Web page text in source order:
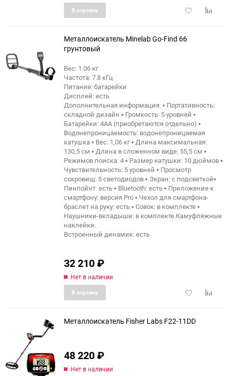
Добавить
В корзину
Металлоискатель Minelab Go-Find 66
грунтовый
Вес: 1.06 кг
Частота: 7.8 кГц
Питание: батарейки
Дисплей: есть
Дополнительная информация: • Портативность:
складной дизайн • Громкость: 5 уровней •
Батарейки: 4АА (приобретаются отдельно) •
Водонепроницаемость: водонепроницаемая
катушка • Вес: 1,06 кг • Длина максимальная:
130,5 см • Длина в сложенном виде: 55,5 см •
Режимов поиска: 4 • Размер катушки: 10 дюймов •
Чувствительность: 5 уровней • Просмотр
сокровищ: 5 светодиодов • Экран: с подсветкой•
Пинпойнт: есть • Bluetooth: есть • Приложение к
смартфону: версия Pro • Чехол для смартфона-
браслет на руку: есть • Совок: в комплекте •
Наушники-вкладыши: в комплекте.Камуфляжные
наклейки.
Встроенный динамик: есть
32 210₽
Нет в наличии
Добавить
В корзину
Металлоискатель Fisher Labs F22-11DD
48 220₽
Нет в наличии